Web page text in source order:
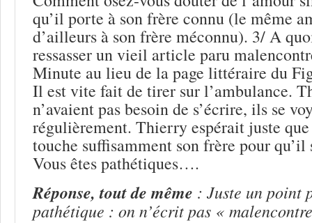
qu’il porte à son frère connu (le même
d’ailleurs à son frère méconnu). 3/ A
ressasser un vieil article paru
Minute au lieu de la page littéraire du
Il est vite fait de tirer sur l’ambulance.
n’avaient pas besoin de s’écrire, ils se
régulièrement. Thierry espérait juste
touche suffisamment son frère pour
Vous êtes pathétiques….
Réponse, tout de même : Juste un point
pathétique : on n’écrit pas «